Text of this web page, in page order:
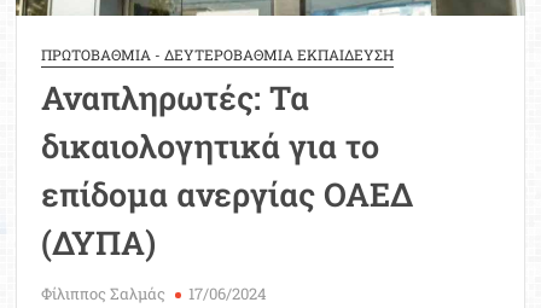
ΠΡΩΤΟΒΑΘΜΙΑ - ΔΕΥΤΕΡΟΒΑΘΜΙΑ ΕΚΠΑΙΔΕΥΣΗ
Αναπληρωτές: Τα
δικαιολογητικά για το
επίδομα ανεργίας ΟΑΕΔ
(ΔΥΠΑ)
Φίλιππος Σαλμάς 17/06/2024